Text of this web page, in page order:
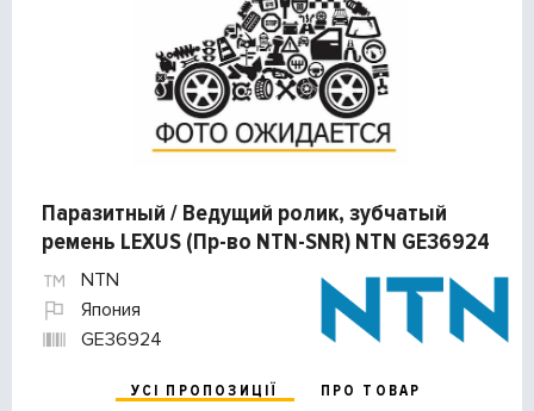
Паразитный / Ведущий ролик, зубчатый
ремень LEXUS (Пр-во NTN-SNR) NTN GE36924
NTN
Япония
GE36924
УСІ ПРОПОЗИЦІЇ
ПРО ТОВАР